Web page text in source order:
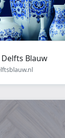
Blauw